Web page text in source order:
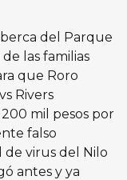
del Parque
las familias
que Roro
Rivers
mil pesos por
falso
de virus del Nilo
antes y ya